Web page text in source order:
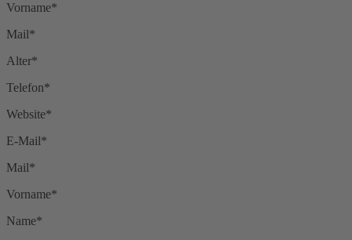
Vorname*
Mail*
Alter*
Telefon*
Website*
E-Mail*
Mail*
Vorname*
Name*